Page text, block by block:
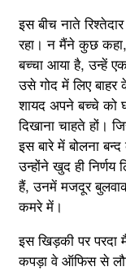
इस बीच नाते
रहा। न मैंने कुछ
बच्चा आया है, उन्हें
उसे गोद में लिए
शायद अपने बच्चे को
दिखाना चाहते हों।
इस बारे में बोलना
उन्होंने खुद ही निर्णय
हैं, उनमें मजदूर
कमरे में।
इस खिड़की पर परदा
कपड़ा वे ऑफिस से